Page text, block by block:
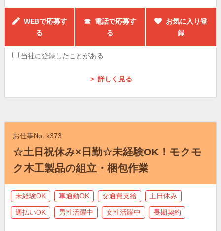
WEBで応募す
る
☎ 電話で応募す
る
お気に入り登
録
当社に登録したことがある
＞ 詳しく見る
お仕事No. k373
☆土日祝休み×日勤☆未経験OK！モクモ
ク木工製品の組立・梱包作業
未経験OK 車通勤OK 交通費支給 土日休み
週払いOK 男性活躍中 女性活躍中 長期契約